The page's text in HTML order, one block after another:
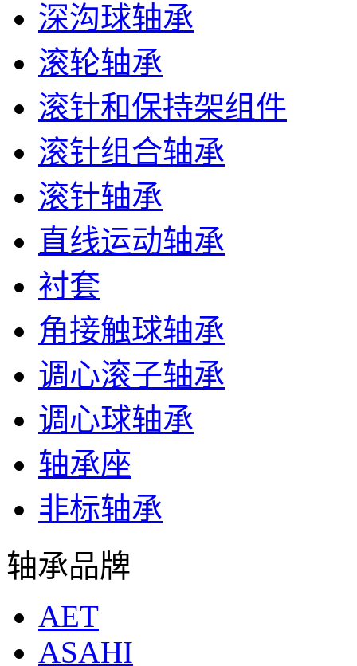
深沟球轴承
滚轮轴承
滚针和保持架组件
滚针组合轴承
滚针轴承
直线运动轴承
衬套
角接触球轴承
调心滚子轴承
调心球轴承
轴承座
非标轴承
轴承品牌
AET
ASAHI